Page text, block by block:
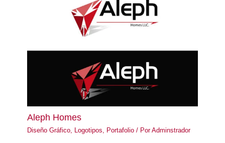
Aleph Homes
Diseño Gráfico Logotipos Portafolio / PorAdminstrador